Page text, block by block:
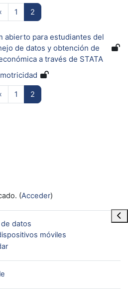
Página anterior
1 Página 1
2
abierto para estudiantes del
de datos y obtención de
a través de STATA
Página anterior
1 Página 1
2
(Acceder)
datos
móviles